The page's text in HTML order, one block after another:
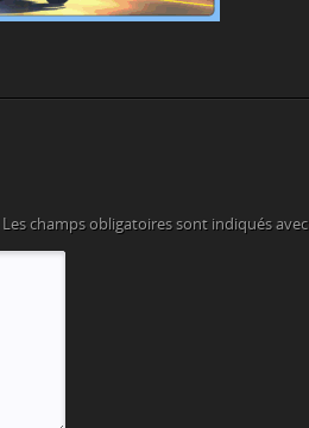
Les champs obligatoires sont indiqués avec